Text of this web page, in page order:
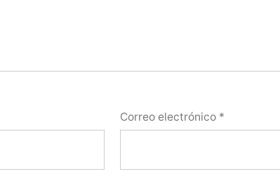
Correo electrónico *